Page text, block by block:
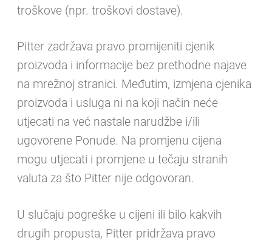
troškove (npr. troškovi dostave).
Pitter zadržava pravo promijeniti cjenik
proizvoda i informacije bez prethodne najave
na mrežnoj stranici. Međutim, izmjena cjenika
proizvoda i usluga ni na koji način neće
utjecati na već nastale narudžbe i/ili
ugovorene Ponude. Na promjenu cijena
mogu utjecati i promjene u tečaju stranih
valuta za što Pitter nije odgovoran.
U slučaju pogreške u cijeni ili bilo kakvih
drugih propusta, Pitter pridržava pravo
PRETPLATI SE